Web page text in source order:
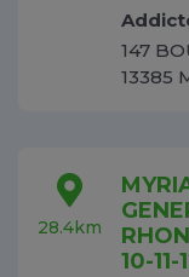
147
13385
28.4km
10-11-